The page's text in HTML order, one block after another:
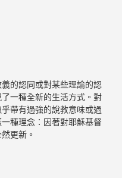
的認同或對某些理論的認
一種全新的生活方式。對
帶有過強的說教意味或過
種理念：因著對耶穌基督
更新。